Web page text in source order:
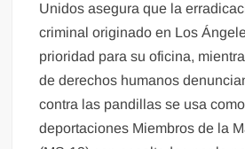
Unidos asegura que la
criminal originado en Los
prioridad para su oficina,
de derechos humanos
contra las pandillas se usa
deportaciones Miembros de la